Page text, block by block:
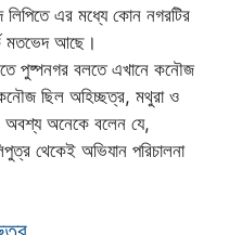
লিপিতে এর মধ্যে কোন নগরটির
মতভেদ আছে।
পুষ্পনগর বলতে এখানে কনৌজ
ছিল অহিচ্ছত্র, মথুরা ও
অবশ্য অনেকে বলেন যে,
থেকেই অভিযান পরিচালনা